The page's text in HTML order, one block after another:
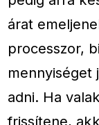
árat
processzor,
mennyiséget
adni. Ha
frissítene,